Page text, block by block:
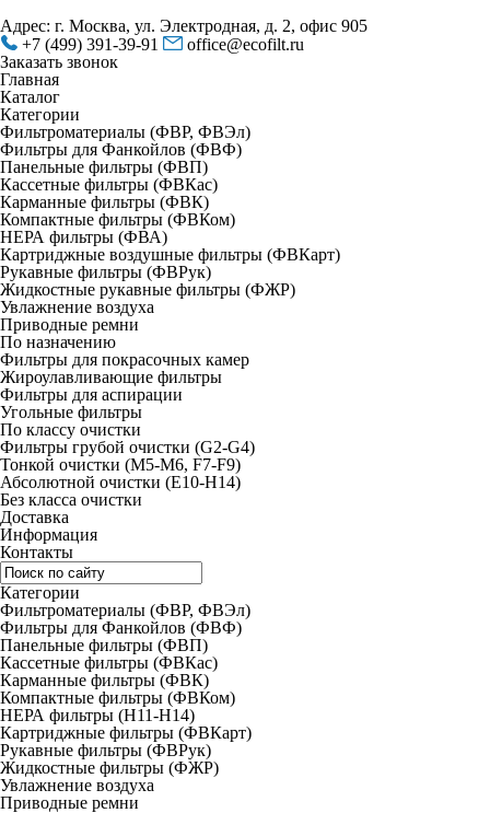
Адрес: г. Москва, ул. Электродная, д. 2, офис 905
+7 (499) 391-39-91
office@ecofilt.ru
Заказать звонок
Главная
Каталог
Категории
Фильтроматериалы (ФВР, ФВЭл)
Фильтры для Фанкойлов (ФВФ)
Панельные фильтры (ФВП)
Кассетные фильтры (ФВКас)
Карманные фильтры (ФВК)
Компактные фильтры (ФВКом)
НЕРА фильтры (ФВА)
Картриджные воздушные фильтры (ФВКарт)
Рукавные фильтры (ФВРук)
Жидкостные рукавные фильтры (ФЖР)
Увлажнение воздуха
Приводные ремни
По назначению
Фильтры для покрасочных камер
Жироулавливающие фильтры
Фильтры для аспирации
Угольные фильтры
По классу очистки
Фильтры грубой очистки (G2-G4)
Тонкой очистки (М5-М6, F7-F9)
Абсолютной очистки (Е10-H14)
Без класса очистки
Доставка
Информация
Контакты
Категории
Фильтроматериалы (ФВР, ФВЭл)
Фильтры для Фанкойлов (ФВФ)
Панельные фильтры (ФВП)
Кассетные фильтры (ФВКас)
Карманные фильтры (ФВК)
Компактные фильтры (ФВКом)
НЕРА фильтры (H11-H14)
Картриджные фильтры (ФВКарт)
Рукавные фильтры (ФВРук)
Жидкостные фильтры (ФЖР)
Увлажнение воздуха
Приводные ремни